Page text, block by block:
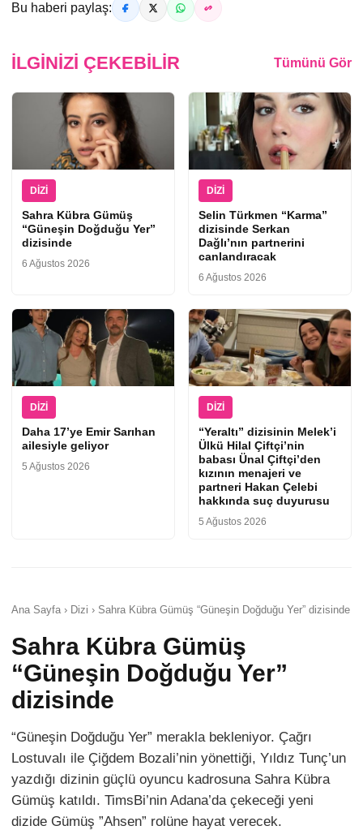
Bu haberi paylaş:
İLGINIZI ÇEKEBILIR Tümünü Gör
DIZI
Sahra Kübra Gümüş
“Güneşin Doğduğu Yer”
dizisinde
6 Ağustos 2026
DIZI
Selin Türkmen “Karma”
dizisinde Serkan
Dağlı’nın partnerini
canlandıracak
6 Ağustos 2026
DIZI
Daha 17’ye Emir Sarıhan
ailesiyle geliyor
5 Ağustos 2026
DIZI
“Yeraltı” dizisinin Melek’i
Ülkü Hilal Çiftçi’nin
babası Ünal Çiftçi’den
kızının menajeri ve
partneri Hakan Çelebi
hakkında suç duyurusu
5 Ağustos 2026
Ana Sayfa › Dizi › Sahra Kübra Gümüş “Güneşin Doğduğu Yer” dizisinde
Sahra Kübra Gümüş
“Güneşin Doğduğu Yer”
dizisinde
“Güneşin Doğduğu Yer” merakla bekleniyor. Çağrı
Lostuvalı ile Çiğdem Bozali’nin yönettiği, Yıldız Tunç’un
yazdığı dizinin güçlü oyuncu kadrosuna Sahra Kübra
Gümüş katıldı. TimsBi’nin Adana’da çekeceği yeni
dizide Gümüş ”Ahsen” rolüne hayat verecek.